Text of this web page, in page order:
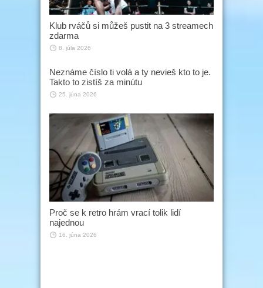
Klub rváčů si můžeš pustit na 3 streamech
zdarma
8. júla 2026
Neznáme číslo ti volá a ty nevieš kto to je.
Takto to zistíš za minútu
25. júna 2026
Proč se k retro hrám vrací tolik lidí
najednou
16. júna 2026